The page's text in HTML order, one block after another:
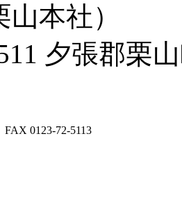
本社）
夕張郡栗
0123-72-5113